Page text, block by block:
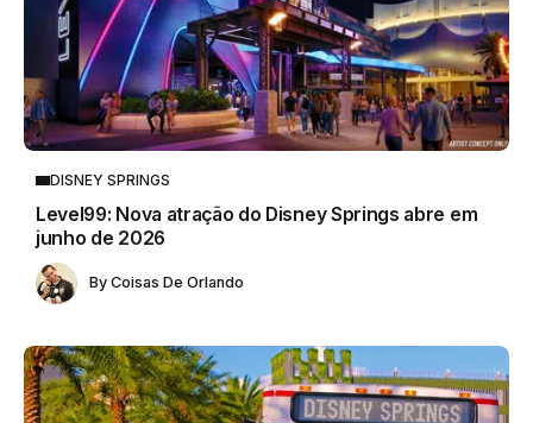
DISNEY SPRINGS
Level99: Nova atração do Disney Springs abre em
junho de 2026
By Coisas De Orlando